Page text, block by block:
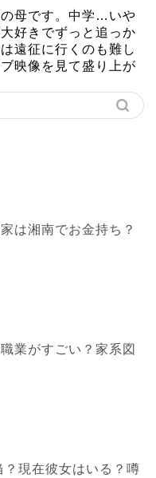
母です。中学…いや
好きでずっと追っか
遠征に行くのも難し
映像を見て盛り上が
は湘南でお金持ち？
業がすごい？家系図
現在彼女はいる？噂